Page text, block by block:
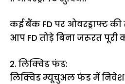
कई बैंक FD पर ओवरड्राफ्ट की
आप FD तोड़े बिना जरूरत पूरी
2. लिक्विड फंड:
लिक्विड म्यूचुअल फंड में